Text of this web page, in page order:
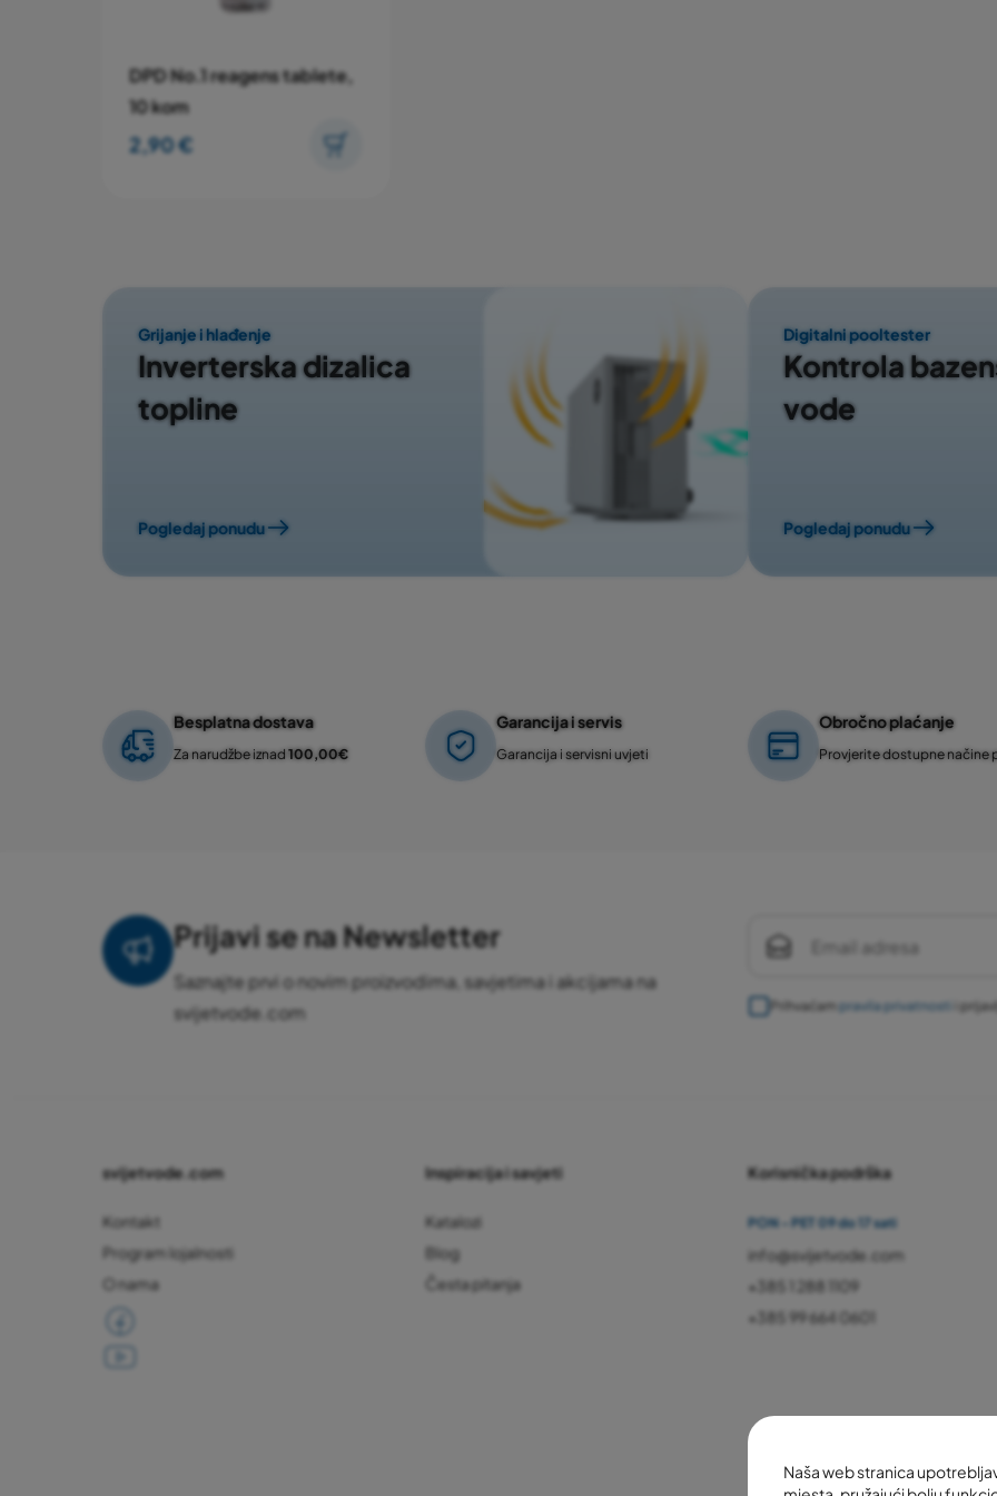
Naša web stranica
DPD No.1 reagens tablete,
10 kom
2,90 €
Grijanje i hlađenje
Inverterska dizalica
topline
Pogledaj ponudu
Digitalni pooltester
Kontrola
vode
Pogledaj ponudu
Besplatna dostava
Za narudžbe iznad 100,00€
Garancija i servis
Garancija i servisni uvjeti
Obročno plaćanje
Provjerite dostupne načine
Prijavi se na Newsletter
Saznajte prvi o novim proizvodima, savjetima i akcijama na
svijetvode.com
Prihvaćam pravila privatnosti i
svijetvode.com
Kontakt
Program lojalnosti
O nama
Inspiracija i savjeti
Katalozi
Blog
Česta pitanja
Korisnička podrška
PON - PET 09 do 17 sati
info@svijetvode.com
+385 1 288 1109
+385 99 664 0601